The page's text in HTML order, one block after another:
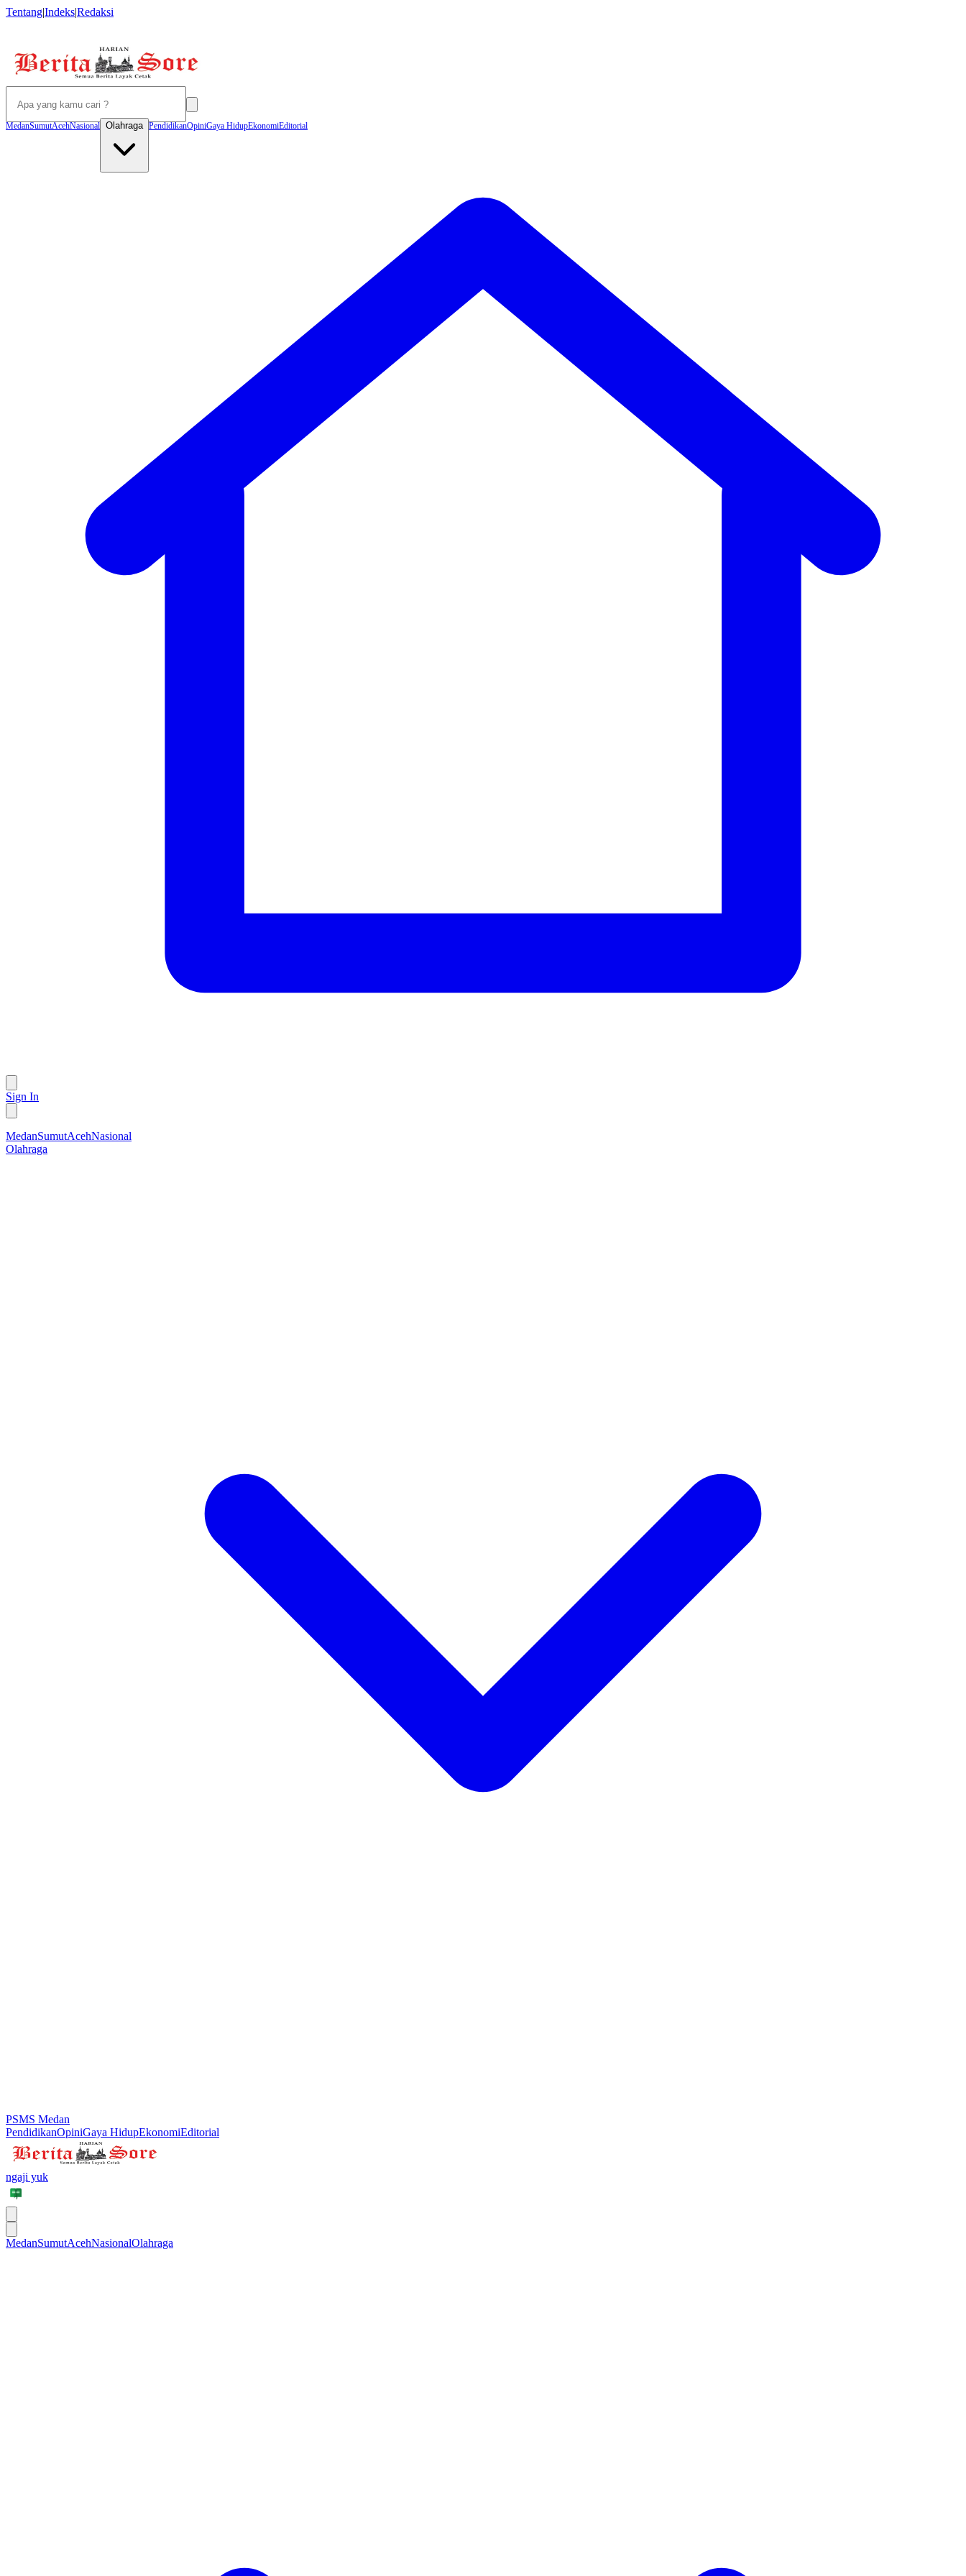
Tentang|Indeks|Redaksi
MedanSumutAcehNasional Olahraga PendidikanOpiniGaya HidupEkonomiEditorial
Sign In
MedanSumutAcehNasional
Olahraga
PSMS Medan
PendidikanOpiniGaya HidupEkonomiEditorial
ngaji yuk
MedanSumutAcehNasionalOlahraga